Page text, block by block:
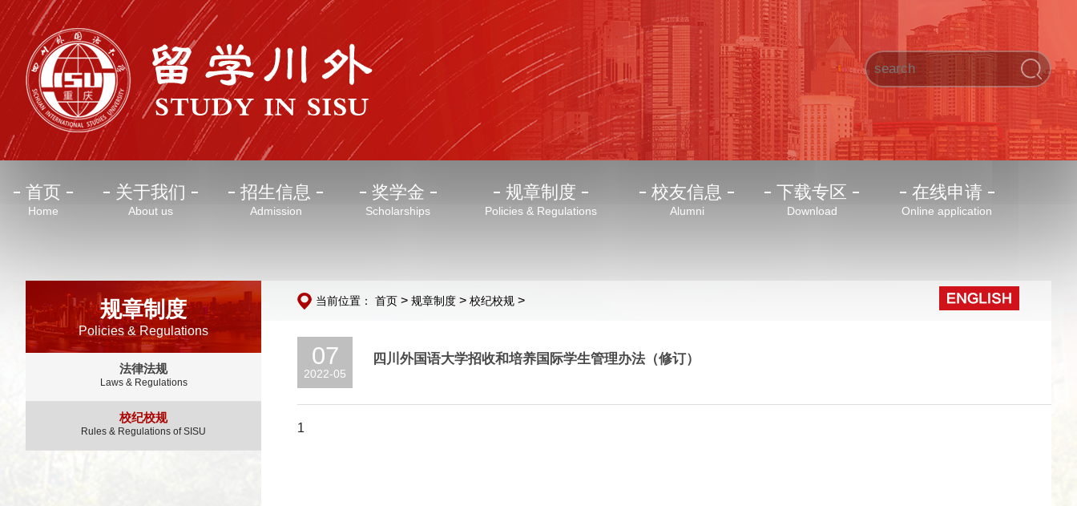
首页
Home
关于我们
About us
招生信息
Admission
奖学金
Scholarships
规章制度
Policies & Regulations
校友信息
Alumni
下载专区
Download
在线申请
Online application
规章制度
Policies & Regulations
法律法规
Laws & Regulations
校纪校规
Rules & Regulations of SISU
当前位置： 首页 >规章制度 >校纪校规 >
07
2022-05
四川外国语大学招收和培养国际学生管理办法（修订）
1